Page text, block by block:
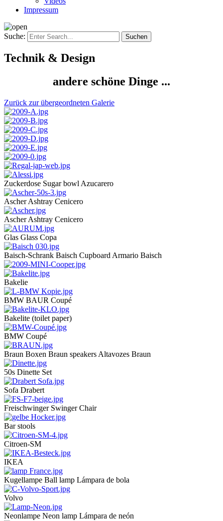
Impressum
Suche:
Technik & Design
andere schöne Dinge ...
Zurück zur übergeordneten Galerie
Zuckerdose Sugar bowl Azucarero
Ascher Ashtray Cenicero
Ascher Ashtray Cenicero
Glas Glass Copa
Baisch-Schrank Baisch Cupboard Armario Baisch
Bakelie
BMW BAUR Coupé
Bakelite (toilet paper)
BMW Coupé
Braun Boxen Braun speakers Altavozes Braun
50s Dinette Set
Sofa Drabert
Freischwinger Swinger Chair
Bar stools
Citroen-SM
IKEA
Kugellampe Ball lamp Lámpara de bola
Volvo
Neonlampe Neon lamp Lámpara de neón